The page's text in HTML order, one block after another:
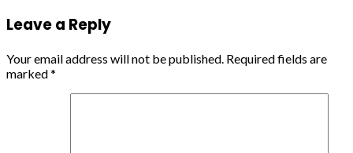
Leave a Reply
Your email address will not be published. Required fields are
marked*